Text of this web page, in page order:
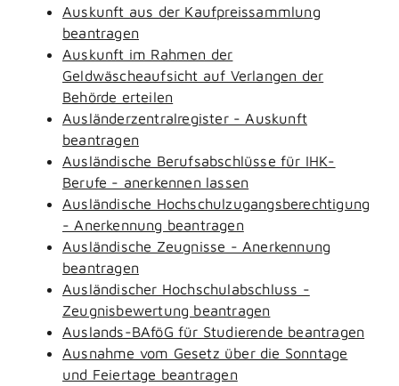
Auskunft aus der Kaufpreissammlung
beantragen
Auskunft im Rahmen der
Geldwäscheaufsicht auf Verlangen der
Behörde erteilen
Ausländerzentralregister - Auskunft
beantragen
Ausländische Berufsabschlüsse für IHK-
Berufe - anerkennen lassen
Ausländische Hochschulzugangsberechtigung
- Anerkennung beantragen
Ausländische Zeugnisse - Anerkennung
beantragen
Ausländischer Hochschulabschluss -
Zeugnisbewertung beantragen
Auslands-BAföG für Studierende beantragen
Ausnahme vom Gesetz über die Sonntage
und Feiertage beantragen